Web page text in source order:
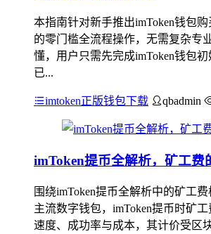
本指南针对新手推出imToken钱包购
的零门槛全流程操作，无需复杂专
懂，用户只需先完成imToken钱包
已...
imtoken正版钱包下载 qbadmin
imToken提币全解析，矿工费
围绕imToken提币全解析中的矿工
主流数字钱包，imToken提币时矿
速度、成功率与成本，其计价受区